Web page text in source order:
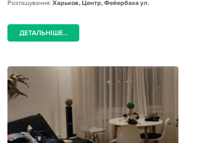
Розташування: Харьков, Центр, Фейербаха ул.
ДЕТАЛЬНІШЕ...